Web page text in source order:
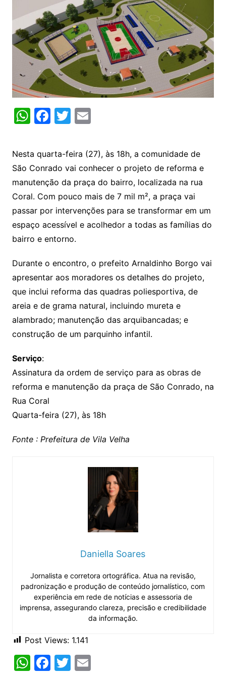
W
at
s
A
p
p
F
c
e
b
o
o
k
T
itt
er
E
ai
l
Nesta quarta-feira (27), às 18h, a comunidade de
São Conrado vai conhecer o projeto de reforma e
manutenção da praça do bairro, localizada na rua
Coral. Com pouco mais de 7 mil m², a praça vai
passar por intervenções para se transformar em um
espaço acessível e acolhedor a todas as famílias do
bairro e entorno.
Durante o encontro, o prefeito Arnaldinho Borgo vai
apresentar aos moradores os detalhes do projeto,
que inclui reforma das quadras poliesportiva, de
areia e de grama natural, incluindo mureta e
alambrado; manutenção das arquibancadas; e
construção de um parquinho infantil.
Serviço:
Assinatura da ordem de serviço para as obras de
reforma e manutenção da praça de São Conrado, na
Rua Coral
Quarta-feira (27), às 18h
Fonte : Prefeitura de Vila Velha
Daniella Soares
Jornalista e corretora ortográfica. Atua na revisão,
padronização e produção de conteúdo jornalístico, com
experiência em rede de notícias e assessoria de
imprensa, assegurando clareza, precisão e credibilidade
da informação.
Post Views: 1.141
W F T E